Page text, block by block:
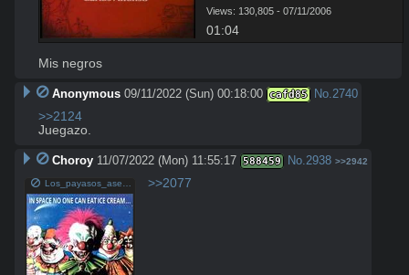
Views: 130,805 - 07/11/2006
01:04
Mis negros
Anonymous 09/11/2022 (Sun) 00:18:00 cafd85 No.2740
>>2124
Juegazo.
Choroy 11/07/2022 (Mon) 11:55:17 588459 No.2938 >>2942
Los_payasos_asesinos_del_espacio_exterior-306025741-large.jpg >>2077